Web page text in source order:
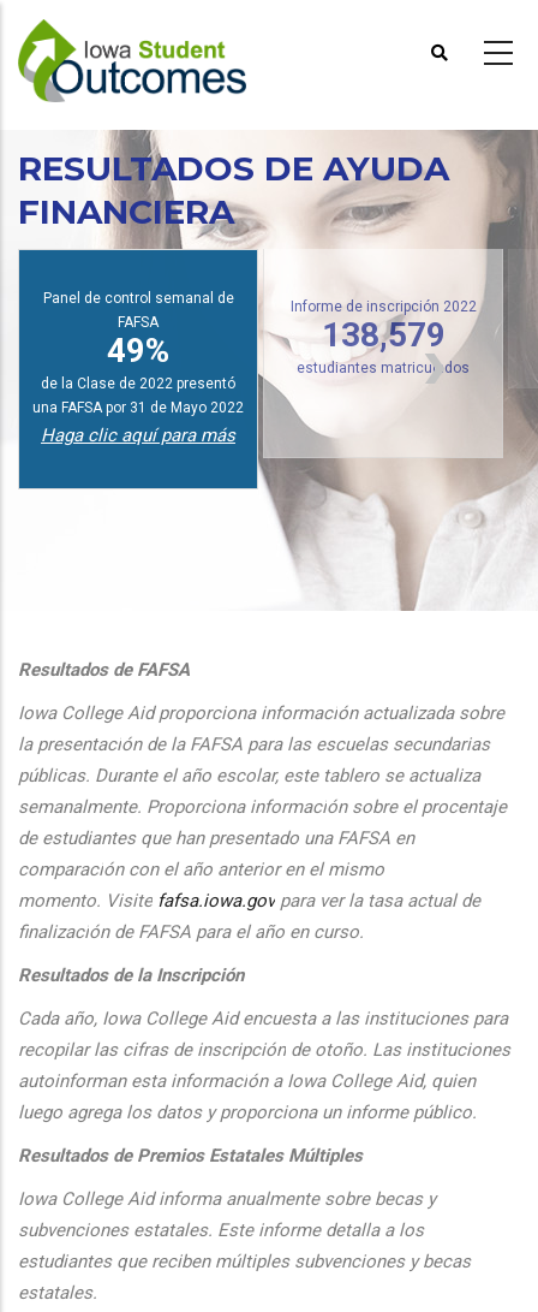
Pasar
contenido
principal
RESULTADOS DE AYUDA
FINANCIERA
Panel de control semanal de
FAFSA
49%
de la Clase de 2022 presentó
una FAFSA por 31 de Mayo 2022
Haga clic aquí para más
Informe de inscripción 2022
138,579
estudiantes matriculados
Resultados de FAFSA
Iowa College Aid proporciona información actualizada sobre
la presentación de la FAFSA para las escuelas secundarias
públicas. Durante el año escolar, este tablero se actualiza
semanalmente. Proporciona información sobre el procentaje
de estudiantes que han presentado una FAFSA en
comparación con el año anterior en el mismo
momento. Visite fafsa.iowa.gov para ver la tasa actual de
finalización de FAFSA para el año en curso.
Resultados de la Inscripción
Cada año, Iowa College Aid encuesta a las instituciones para
recopilar las cifras de inscripción de otoño. Las instituciones
autoinforman esta información a Iowa College Aid, quien
luego agrega los datos y proporciona un informe público.
Resultados de Premios Estatales Múltiples
Iowa College Aid informa anualmente sobre becas y
subvenciones estatales. Este informe detalla a los
estudiantes que reciben múltiples subvenciones y becas
estatales.